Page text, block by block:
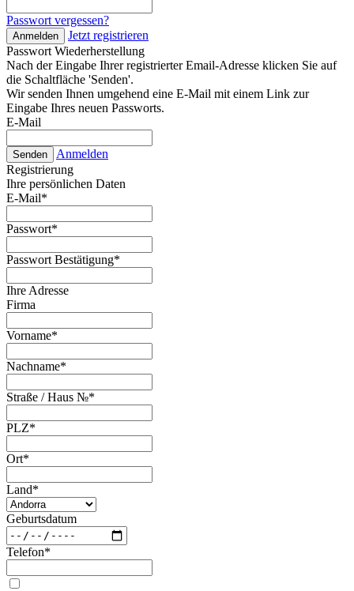
Passwort vergessen?
Anmelden
Jetzt registrieren
Passwort Wiederherstellung
Nach der Eingabe Ihrer registrierter Email-Adresse klicken Sie auf
die Schaltfläche 'Senden'.
Wir senden Ihnen umgehend eine E-Mail mit einem Link zur
Eingabe Ihres neuen Passworts.
E-Mail
Senden
Anmelden
Registrierung
Ihre persönlichen Daten
E-Mail*
Passwort*
Passwort Bestätigung*
Ihre Adresse
Firma
Vorname*
Nachname*
Straße / Haus №*
PLZ*
Ort*
Land*
Geburtsdatum
Telefon*